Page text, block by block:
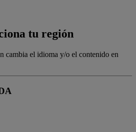
tu región
cambia el idioma y/o el contenido en